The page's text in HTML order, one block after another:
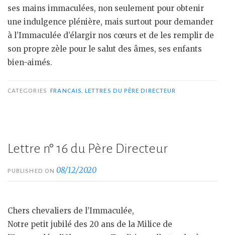
ses mains immaculées, non seulement pour obtenir
une indulgence plénière, mais surtout pour demander
à l’Immaculée d’élargir nos cœurs et de les remplir de
son propre zèle pour le salut des âmes, ses enfants
bien-aimés.
CATEGORIES FRANCAIS,LETTRES DU PÈRE DIRECTEUR
Lettre n° 16 du Père Directeur
PUBLISHED ON08/12/2020
Chers chevaliers de l’Immaculée,
Notre petit jubilé des 20 ans de la Milice de